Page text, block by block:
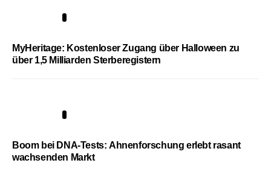
MyHeritage: Kostenloser Zugang über Halloween zu
über 1,5 Milliarden Sterberegistern
Boom bei DNA-Tests: Ahnenforschung erlebt rasant
wachsenden Markt